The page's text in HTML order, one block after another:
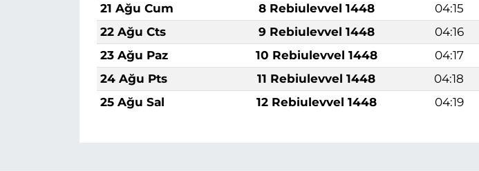
21 Ağu Cum
8 Rebiulevvel 1448 04:15
22 Ağu Cts
9 Rebiulevvel 1448 04:16
23 Ağu Paz
10 Rebiulevvel 1448 04:17
24 Ağu Pts
11 Rebiulevvel 1448 04:18
25 Ağu Sal
12 Rebiulevvel 1448 04:19